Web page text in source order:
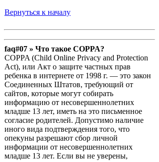
Вернуться к началу
faq#07 » Что такое COPPA?
COPPA (Child Online Privacy and Protection
Act), или Акт о защите частных прав
ребенка в интернете от 1998 г. — это закон
Соединенных Штатов, требующий от
сайтов, которые могут собирать
информацию от несовершеннолетних
младше 13 лет, иметь на это письменное
согласие родителей. Допустимо наличие
иного вида подтверждения того, что
опекуны разрешают сбор личной
информации от несовершеннолетних
младше 13 лет. Если вы не уверены,